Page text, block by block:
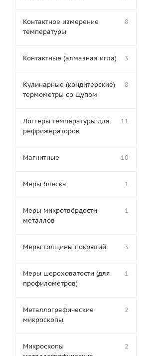
Контактное измерение
температуры
8
Контактные (алмазная игла) 3
Кулинарные (кондитерские)
термометры со щупом
8
Логгеры температуры для
рефрижераторов
11
Магнитные 10
Меры блеска 1
Меры микротвёрдости
металлов
1
Меры толщины покрытий 3
Меры шероховатости (для
профилометров)
1
Металлографические
микроскопы
2
Микроскопы
2